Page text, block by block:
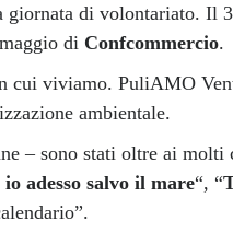
giornata di volontariato. Il
di Confcommercio.
cui viviamo. PuliAMO
ambientale.
– sono stati oltre ai
adesso salvo il mare“, “